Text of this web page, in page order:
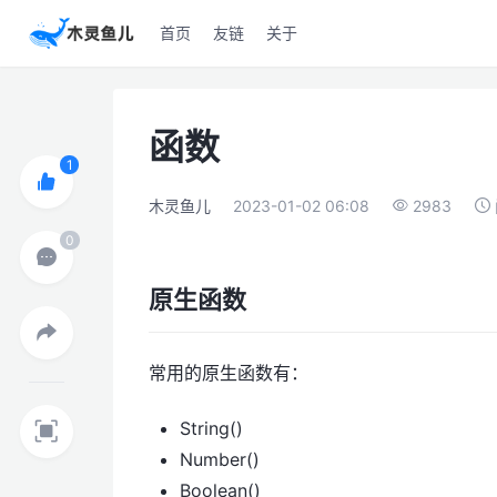
首页 友链 关于
函数
木灵鱼儿 2023-01-02 06:08 2983
原生函数
常用的原生函数有：
String()
Number()
Boolean()